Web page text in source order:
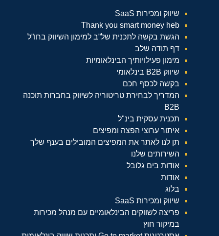
שיווק ומכירות SaaS
Thank you smart money heb
הגשת בקשה לתכנית של”ב למימון השיווק בחו”ל
דף תודה שלב
מימון פעילויותיך הבינלאומיות
שיווק B2B בינלאומי
בקשה לכסף חכם
המדריך לבחירת טריטוריה לשיווק בחברות תוכנה
B2B
תכנית עסקית בינ"ל
איתור ערוצי הפצה ומפיצים
תן לנו לאתר את המפיצים המובילים בענף שלך
השירותים שלנו
אודות בים גלובל
אודות
בלוג
שיווק ומכירות SaaS
פריצה לשווקים הבינלאומיים עם מנהל מכירות
במיקור חוץ